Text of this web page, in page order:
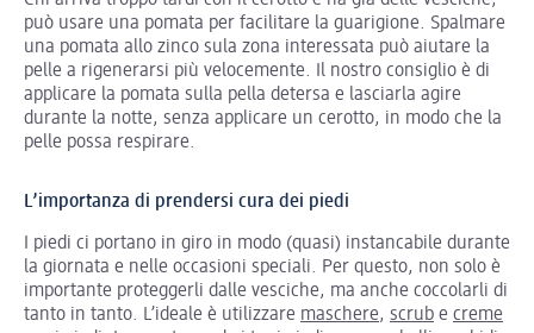
può usare una pomata per facilitare la guarigione. Spalmare
una pomata allo zinco sula zona interessata può aiutare la
pelle a rigenerarsi più velocemente. Il nostro consiglio è di
applicare la pomata sulla pella detersa e lasciarla agire
durante la notte, senza applicare un cerotto, in modo che la
pelle possa respirare.
L’importanza di prendersi cura dei piedi
I piedi ci portano in giro in modo (quasi) instancabile durante
la giornata e nelle occasioni speciali. Per questo, non solo è
importante proteggerli dalle vesciche, ma anche coccolarli di
tanto in tanto. L’ideale è utilizzare maschere, scrub e creme